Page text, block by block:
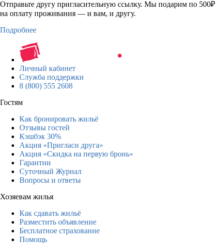
Отправьте другу пригласительную ссылку. Мы подарим по 500₽
на оплату проживания — и вам, и другу.
Подробнее
Личный кабинет
Служба поддержки
8 (800) 555 2608
Гостям
Как бронировать жильё
Отзывы гостей
Кэшбэк 30%
Акция «Пригласи друга»
Акция «Скидка на первую бронь»
Гарантии
Суточный Журнал
Вопросы и ответы
Хозяевам жилья
Как сдавать жильё
Разместить объявление
Бесплатное страхование
Помощь